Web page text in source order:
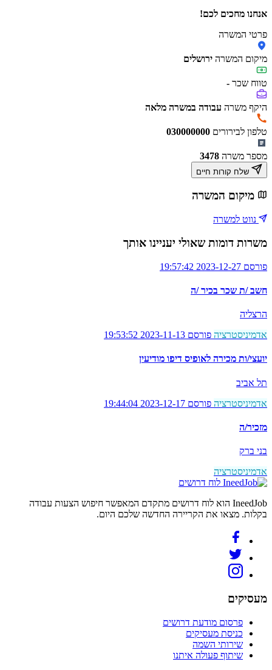
אנחנו מחכים לכם!
פרטי המשרה
מיקום המשרה ירושלים
טווח שכר -
היקף משרה עבודה במשרה מלאה
טלפון לבירורים 030000000
מספר משרה 3478
מיקום המשרה
נווט למשרה
משרות דומות שאולי יעניינו אותך
פורסם 2023-12-27 19:57:42
חשב /ת שכר בכיר /ה
הרצליה
אדמיניסטרציה פורסם 2023-11-13 19:53:52
יועצי/ות מכירה לאופיס דיפו מודיעין
תל אביב
אדמיניסטרציה פורסם 2023-12-17 19:44:04
מזכיר/ה
בני ברק
אדמיניסטרציה
לוח דרושים
IneedJob הוא לוח דרושים מתקדם המאפשר חיפוש הצעות עבודה
בקלות. מצאו את הקריירה החדשה שלכם היום.
מעסיקים
פרסום מודעת דרושים
כניסת מעסיקים
שירותי השמה
שיתוף פעולה איתנו